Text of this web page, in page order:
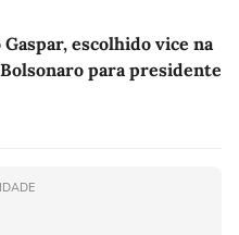
escolhido vice na
para presidente